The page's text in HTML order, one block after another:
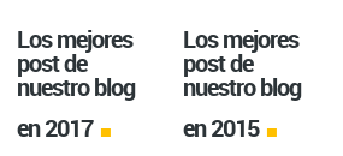
Los mejores
post de
nuestro blog
en 2017
Los mejores
post de
nuestro blog
en 2015